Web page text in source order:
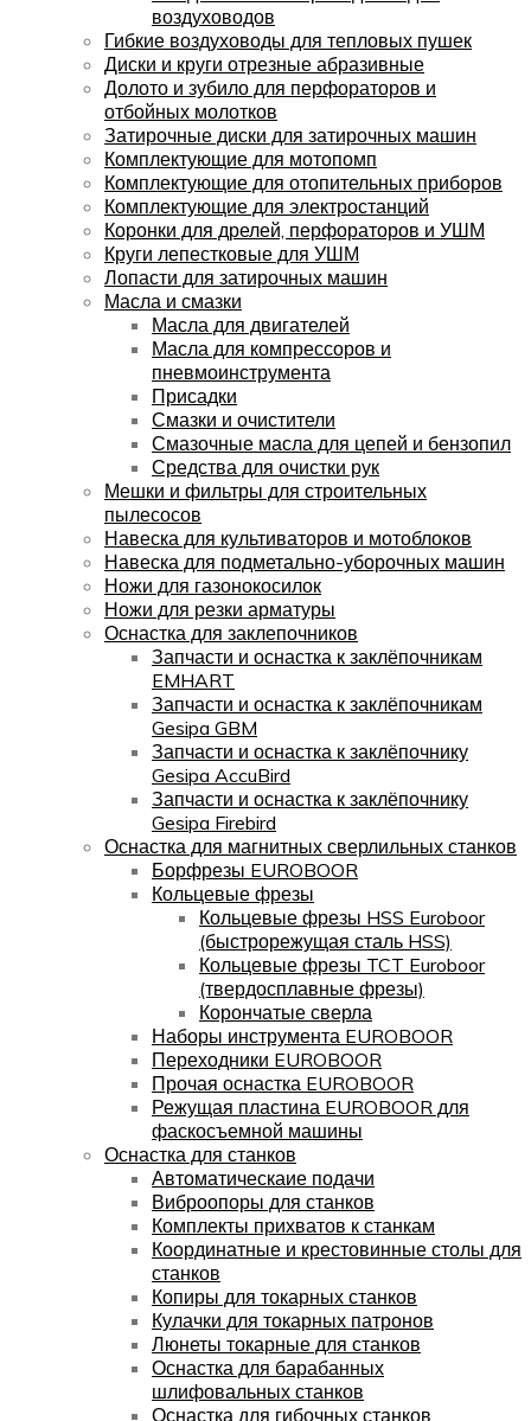
воздуховодов
Гибкие воздуховоды для тепловых пушек
Диски и круги отрезные абразивные
Долото и зубило для перфораторов и
отбойных молотков
Затирочные диски для затирочных машин
Комплектующие для мотопомп
Комплектующие для отопительных приборов
Комплектующие для электростанций
Коронки для дрелей, перфораторов и УШМ
Круги лепестковые для УШМ
Лопасти для затирочных машин
Масла и смазки
Масла для двигателей
Масла для компрессоров и
пневмоинструмента
Присадки
Смазки и очистители
Смазочные масла для цепей и бензопил
Средства для очистки рук
Мешки и фильтры для строительных
пылесосов
Навеска для культиваторов и мотоблоков
Навеска для подметально-уборочных машин
Ножи для газонокосилок
Ножи для резки арматуры
Оснастка для заклепочников
Запчасти и оснастка к заклёпочникам
EMHART
Запчасти и оснастка к заклёпочникам
Gesipa GBM
Запчасти и оснастка к заклёпочнику
Gesipa AccuBird
Запчасти и оснастка к заклёпочнику
Gesipa Firebird
Оснастка для магнитных сверлильных станков
Борфрезы EUROBOOR
Кольцевые фрезы
Кольцевые фрезы HSS Euroboor
(быстрорежущая сталь HSS)
Кольцевые фрезы TCT Euroboor
(твердосплавные фрезы)
Корончатые сверла
Наборы инструмента EUROBOOR
Переходники EUROBOOR
Прочая оснастка EUROBOOR
Режущая пластина EUROBOOR для
фаскосъемной машины
Оснастка для станков
Автоматическаие подачи
Виброопоры для станков
Комплекты прихватов к станкам
Координатные и крестовинные столы для
станков
Копиры для токарных станков
Кулачки для токарных патронов
Люнеты токарные для станков
Оснастка для барабанных
шлифовальных станков
Оснастка для гибочных станков